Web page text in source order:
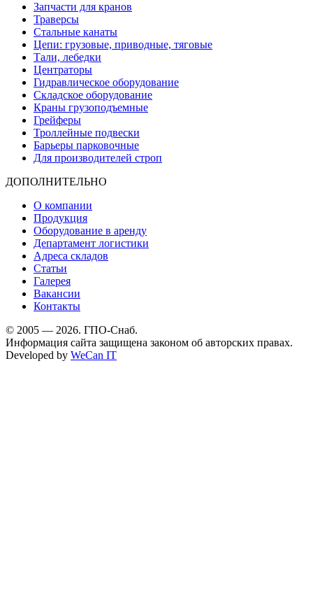
Запчасти для кранов
Траверсы
Стальные канаты
Цепи: грузовые, приводные, тяговые
Тали, лебедки
Центраторы
Гидравлическое оборудование
Складское оборудование
Краны грузоподъемные
Грейферы
Троллейные подвески
Барьеры парковочные
Для производителей строп
ДОПОЛНИТЕЛЬНО
О компании
Продукция
Оборудование в аренду
Департамент логистики
Адреса складов
Статьи
Галерея
Вакансии
Контакты
© 2005 — 2026. ГПО-Снаб.
Информация сайта защищена законом об авторских правах.
Developed by WeCan IT